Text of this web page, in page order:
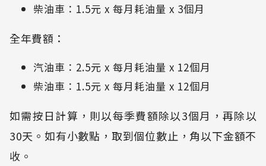
柴油車：1.5元 x 每月耗油量 x 3個月
全年費額：
汽油車：2.5元 x 每月耗油量 x 12個月
柴油車：1.5元 x 每月耗油量 x 12個月
如需按日計算，則以每季費額除以3個月，再除以
30天。如有小數點，取到個位數止，角以下金額不
收。